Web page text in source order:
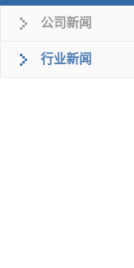
公司新闻
行业新闻